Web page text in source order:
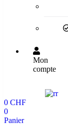
Mon
compte
0 CHF
0
Panier